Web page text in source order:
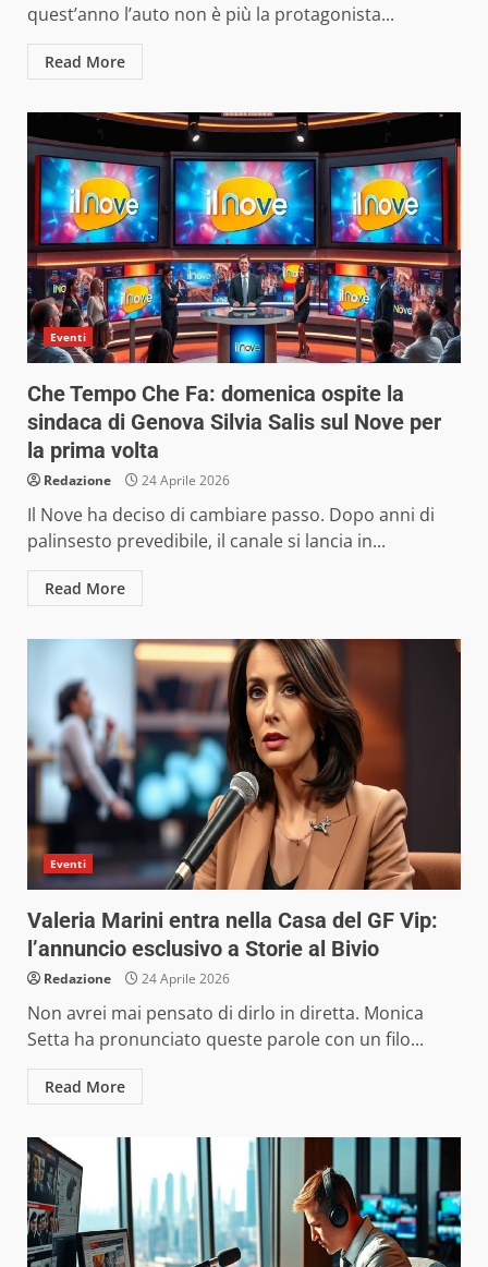
quest’anno l’auto non è più la protagonista...
Read More
Eventi
Che Tempo Che Fa: domenica ospite la
sindaca di Genova Silvia Salis sul Nove per
la prima volta
Redazione 24 Aprile 2026
Il Nove ha deciso di cambiare passo. Dopo anni di
palinsesto prevedibile, il canale si lancia in...
Read More
Eventi
Valeria Marini entra nella Casa del GF Vip:
l’annuncio esclusivo a Storie al Bivio
Redazione 24 Aprile 2026
Non avrei mai pensato di dirlo in diretta. Monica
Setta ha pronunciato queste parole con un filo...
Read More